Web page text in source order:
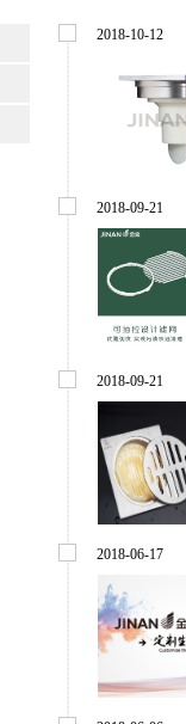
2018-10-12
2018-09-21
2018-09-21
2018-06-17